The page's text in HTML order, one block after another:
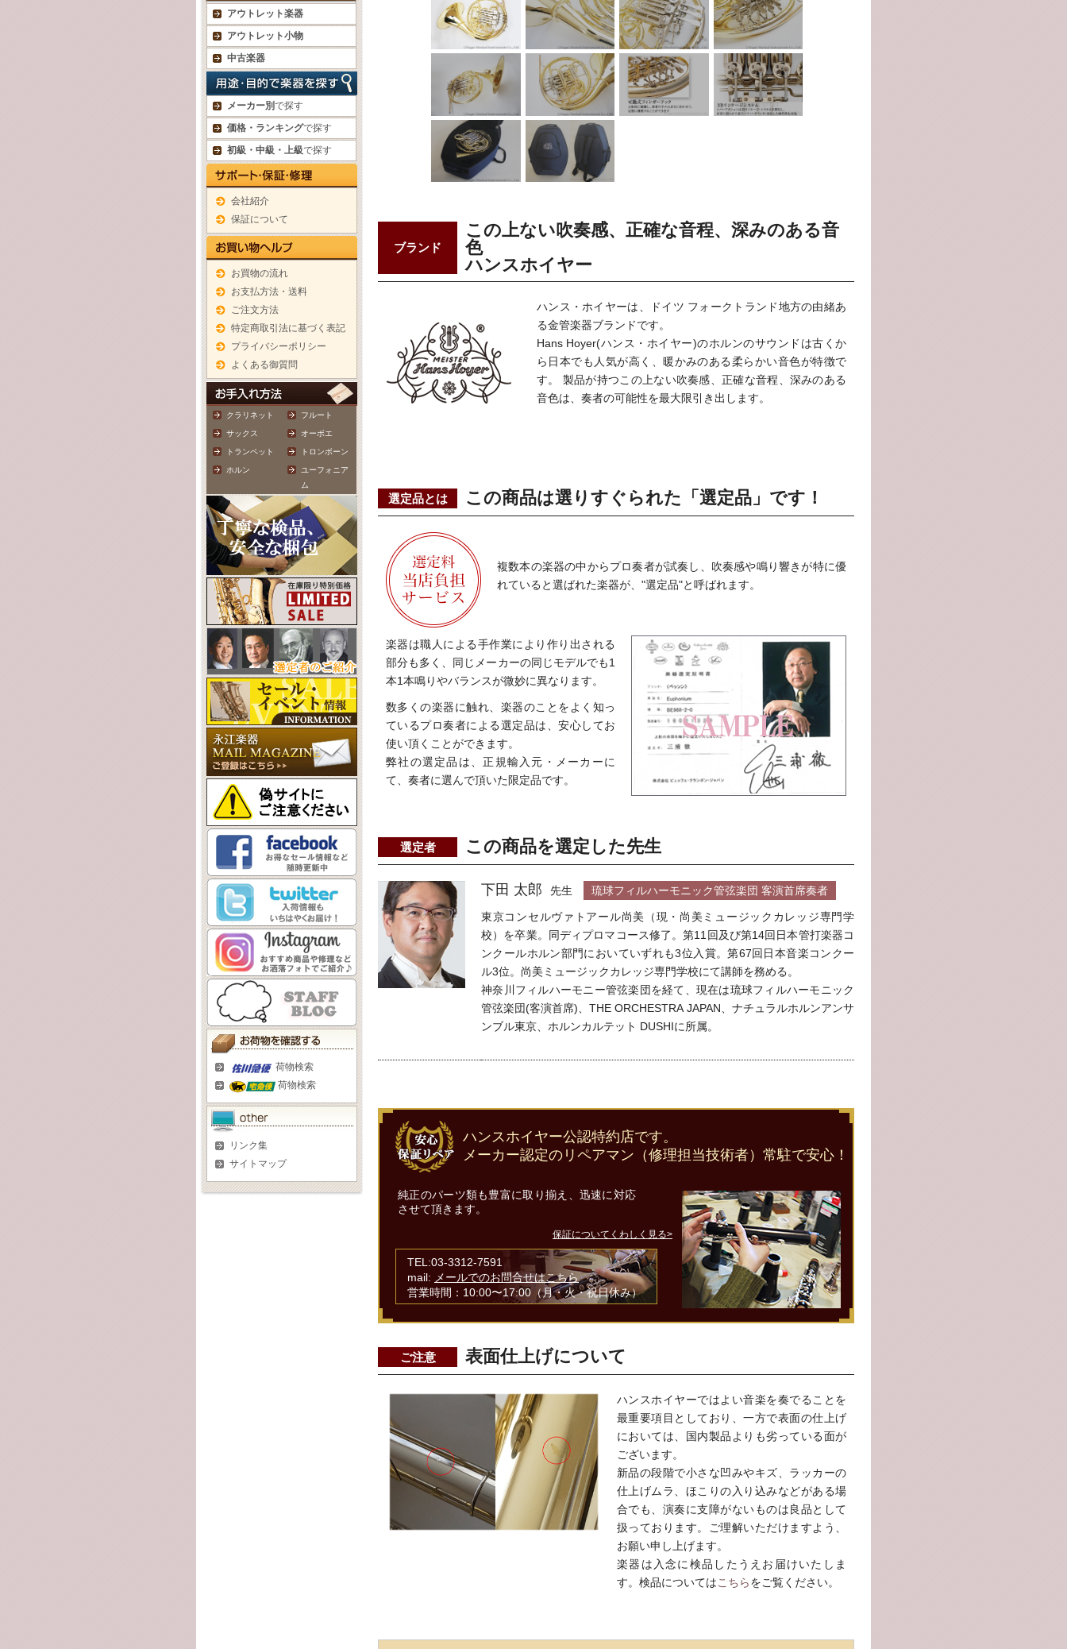
アウトレット楽器
アウトレット小物
中古楽器
メーカー別で探す
価格・ランキングで探す
初級・中級・上級で探す
会社紹介
保証について
お買物の流れ
お支払方法・送料
ご注文方法
特定商取引法に基づく表記
プライバシーポリシー
よくある御質問
クラリネット フルート
サックス オーボエ
トランペット トロンボーン
ホルン
ユーフォニア
ム
荷物検索
荷物検索
リンク集
サイトマップ
ブランド
この上ない吹奏感、正確な音程、深みのある音
色
ハンスホイヤー
ハンス・ホイヤーは、ドイツ フォークトランド地方の由緒あ
る金管楽器ブランドです。
Hans Hoyer(ハンス・ホイヤー)のホルンのサウンドは古くか
ら日本でも人気が高く、暖かみのある柔らかい音色が特徴で
す。 製品が持つこの上ない吹奏感、正確な音程、深みのある
音色は、奏者の可能性を最大限引き出します。
選定品とは この商品は選りすぐられた「選定品」です！
複数本の楽器の中からプロ奏者が試奏し、吹奏感や鳴り響きが特に優
れていると選ばれた楽器が、"選定品"と呼ばれます。
楽器は職人による手作業により作り出される
部分も多く、同じメーカーの同じモデルでも1
本1本鳴りやバランスが微妙に異なります。
数多くの楽器に触れ、楽器のことをよく知っ
ているプロ奏者による選定品は、安心してお
使い頂くことができます。
弊社の選定品は、正規輸入元・メーカーに
て、奏者に選んで頂いた限定品です。
選定者 この商品を選定した先生
下田 太郎 先生 琉球フィルハーモニック管弦楽団 客演首席奏者
東京コンセルヴァトアール尚美（現・尚美ミュージックカレッジ専門学
校）を卒業。同ディプロマコース修了。第11回及び第14回日本管打楽器コ
ンクールホルン部門においていずれも3位入賞。第67回日本音楽コンクー
ル3位。尚美ミュージックカレッジ専門学校にて講師を務める。
神奈川フィルハーモニー管弦楽団を経て、現在は琉球フィルハーモニック
管弦楽団(客演首席)、THE ORCHESTRA JAPAN、ナチュラルホルンアンサ
ンブル東京、ホルンカルテット DUSHIに所属。
ハンスホイヤー公認特約店です。
メーカー認定のリペアマン（修理担当技術者）常駐で安心！
純正のパーツ類も豊富に取り揃え、迅速に対応
させて頂きます。
保証についてくわしく見る>
TEL:03-3312-7591
mail: メールでのお問合せはこちら
営業時間：10:00〜17:00（月・火・祝日休み）
ご注意 表面仕上げについて
ハンスホイヤーではよい音楽を奏でることを
最重要項目としており、一方で表面の仕上げ
においては、国内製品よりも劣っている面が
ございます。
新品の段階で小さな凹みやキズ、ラッカーの
仕上げムラ、ほこりの入り込みなどがある場
合でも、演奏に支障がないものは良品として
扱っております。ご理解いただけますよう、
お願い申し上げます。
楽器は入念に検品したうえお届けいたしま
す。検品についてはこちらをご覧ください。